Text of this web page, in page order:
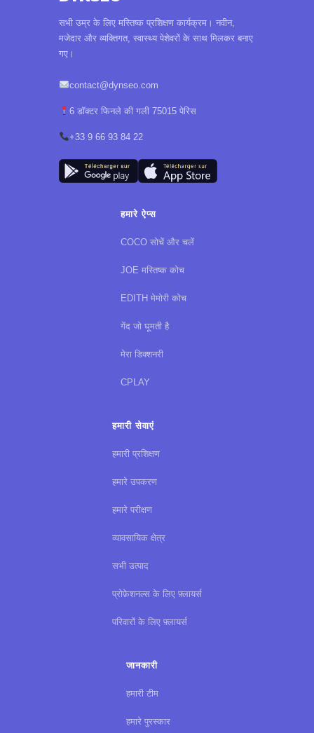
सभी उम्र के लिए मस्तिष्क प्रशिक्षण कार्यक्रम। नवीन,
मजेदार और व्यक्तिगत, स्वास्थ्य पेशेवरों के साथ मिलकर बनाए
गए।
contact@dynseo.com
6 डॉक्टर फिनले की गली 75015 पेरिस
+33 9 66 93 84 22
हमारे ऐप्स
COCO सोचें और चलें
JOE मस्तिष्क कोच
EDITH मेमोरी कोच
गेंद जो घूमती है
मेरा डिक्शनरी
CPLAY
हमारी सेवाएं
हमारी प्रशिक्षण
हमारे उपकरण
हमारे परीक्षण
व्यावसायिक क्षेत्र
सभी उत्पाद
प्रोफ़ेशनल्स के लिए फ़्लायर्स
परिवारों के लिए फ़्लायर्स
जानकारी
हमारी टीम
हमारे पुरस्कार